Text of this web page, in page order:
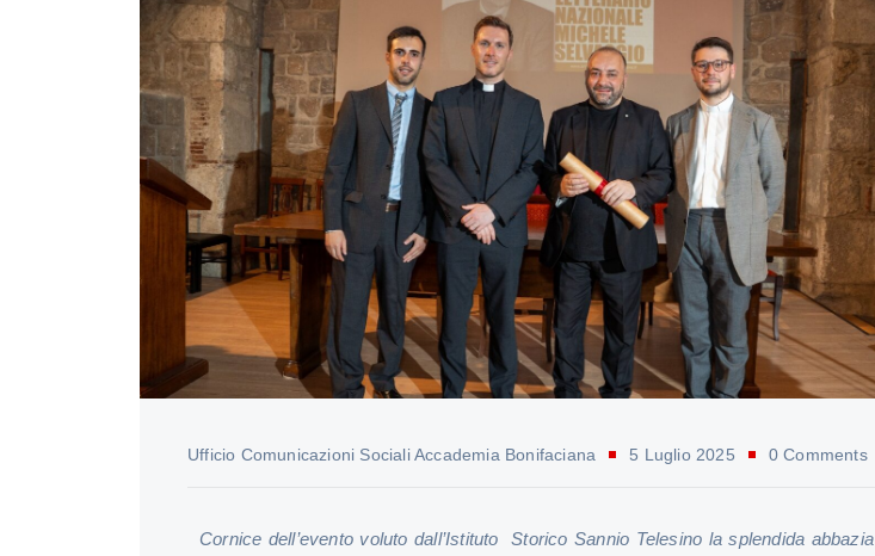
Ufficio Comunicazioni Sociali Accademia Bonifaciana 5 Luglio 2025 0 Comments
Cornice dell’evento voluto dall’Istituto Storico Sannio Telesino la splendida abbazia